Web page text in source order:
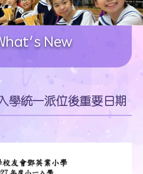
New
學統一派位後重要日期